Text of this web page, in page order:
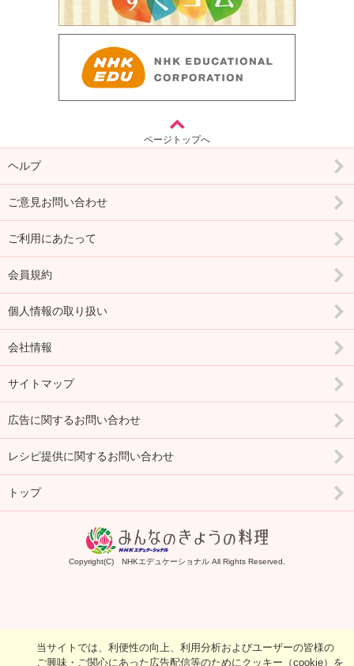
ページトップへ
ヘルプ
ご意見お問い合わせ
ご利用にあたって
会員規約
個人情報の取り扱い
会社情報
サイトマップ
広告に関するお問い合わせ
レシピ提供に関するお問い合わせ
トップ
Copyright(C) NHKエデュケーショナル All Rights Reserved.
当サイトでは、利便性の向上、利用分析およびユーザーの皆様の
ご興味・ご関心にあった広告配信等のためにクッキー（cookie）を